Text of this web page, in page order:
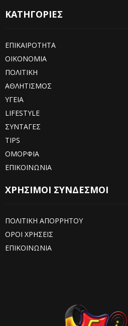
ΚΑΤΗΓΟΡΙΕΣ
ΕΠΙΚΑΙΡΟΤΗΤΑ
ΟΙΚΟΝΟΜΙΑ
ΠΟΛΙΤΙΚΗ
ΑΘΛΗΤΙΣΜΟΣ
ΥΓΕΙΑ
LIFESTYLE
ΣΥΝΤΑΓΕΣ
TIPS
ΟΜΟΡΦΙΑ
ΕΠΙΚΟΙΝΩΝΙΑ
ΧΡΗΣΙΜΟΙ ΣΥΝΔΕΣΜΟΙ
ΠΟΛΙΤΙΚΗ ΑΠΟΡΡΗΤΟΥ
ΟΡΟΙ ΧΡΗΣΕΙΣ
ΕΠΙΚΟΙΝΩΝΙΑ